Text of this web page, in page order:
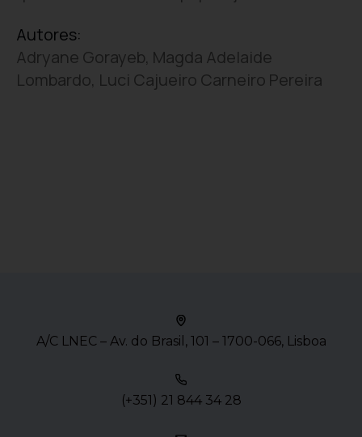
Autores:
Adryane Gorayeb, Magda Adelaide
Lombardo, Luci Cajueiro Carneiro Pereira
A/C LNEC – Av. do Brasil, 101 – 1700-066, Lisboa
(+351) 21 844 34 28